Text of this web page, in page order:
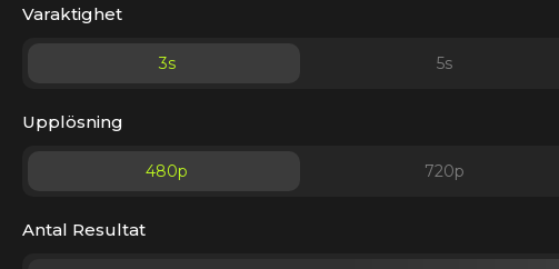
Varaktighet
3s 5s
Upplösning
480p 720p
Antal Resultat